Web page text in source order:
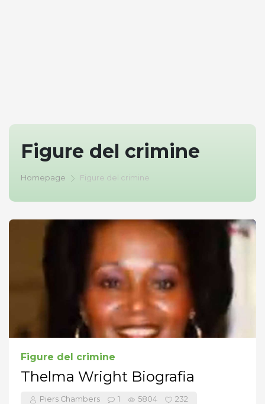
Figure del crimine
Homepage Figure del crimine
Figure del crimine
Thelma Wright Biografia
Piers Chambers 1 5804 232